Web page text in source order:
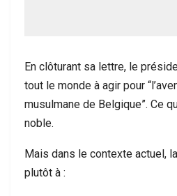
En clôturant sa lettre, le
tout le monde à agir pour
musulmane de Belgique”. Ce
noble.
Mais dans le contexte actuel,
plutôt à :